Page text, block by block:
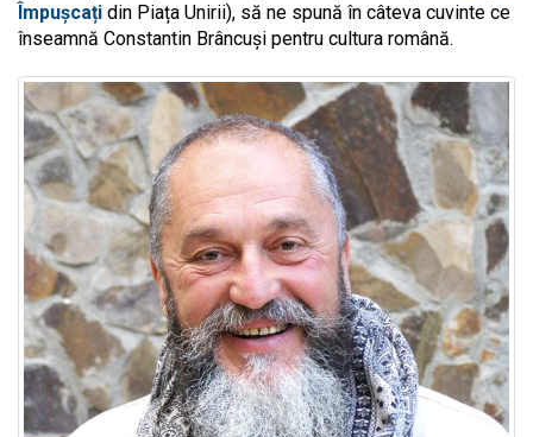
Împușcați din Piața Unirii), să ne spună în câteva cuvinte ce
înseamnă Constantin Brâncuși pentru cultura română.